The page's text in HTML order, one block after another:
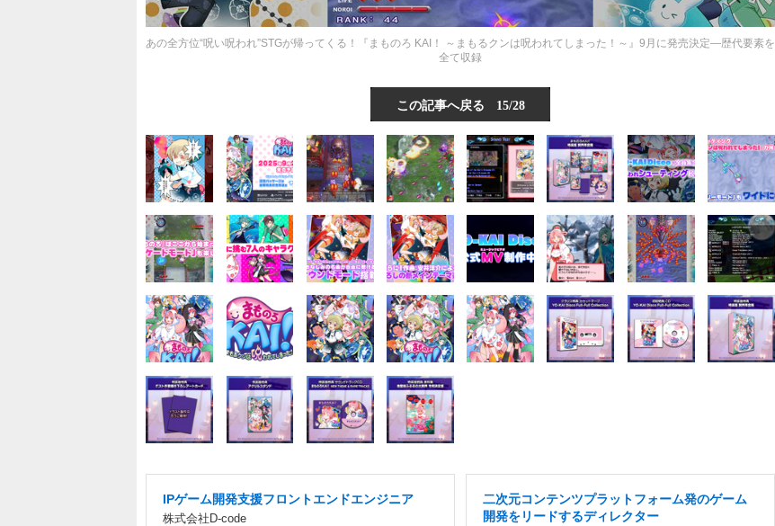
あの全方位“呪い呪われ”STGが帰ってくる！『まものろ KAI！ ～まもるクンは呪われてしまった！～』9月に発売決定―歴代要素を
全て収録
この記事へ戻る 15/28
IPゲーム開発支援フロントエンドエンジニア
株式会社D-code
二次元コンテンツプラットフォーム発のゲーム
開発をリードするディレクター